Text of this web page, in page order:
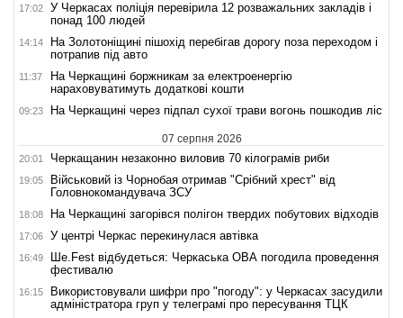
17:02
У Черкасах поліція перевірила 12 розважальних закладів і
понад 100 людей
14:14
На Золотоніщині пішохід перебігав дорогу поза переходом і
потрапив під авто
11:37
На Черкащині боржникам за електроенергію
нараховуватимуть додаткові кошти
09:23 На Черкащині через підпал сухої трави вогонь пошкодив ліс
07 серпня 2026
20:01 Черкащанин незаконно виловив 70 кілограмів риби
19:05
Військовий із Чорнобая отримав "Срібний хрест" від
Головнокомандувача ЗСУ
18:08 На Черкащині загорівся полігон твердих побутових відходів
17:06 У центрі Черкас перекинулася автівка
16:49
Ше.Fest відбудеться: Черкаська ОВА погодила проведення
фестивалю
16:15
Використовували шифри про "погоду": у Черкасах засудили
адміністратора груп у телеграмі про пересування ТЦК